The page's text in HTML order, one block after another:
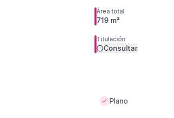
Área total
719 m²
Titulación
Consultar
Plano